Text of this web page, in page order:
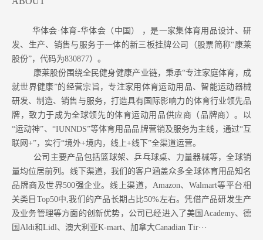
华体会·体育-华体会（中国） ，是一家集体育用品设计、研
发、生产、销售与服务于一体的新三板挂牌公司（股票简称“康莱
股份”，代码为830877）。
康莱股份围绕全民健身健康产业链，秉承“专注家庭体育，成
就世界健康”的经营宗旨，专注家用体育运动用品、智能运动器械
研发、制造、销售与服务，打造具有国际影响力的体育行业领先品
牌，致力于成为全球领先的体育运动用品供应商（品牌商）。以
“运动神”、“IUNNDS”等体育用品品牌营销及服务为主线，通过“互
联网+”，实行“境外+境内，线上+线下”全渠道运营。
公司主要产品包括篮球架、乒乓球桌、力量器械等，全球销
量均位居前列。 线下渠道，我们的客户涵盖众多全球体育用品知名
品牌商及世界500强企业。 线上渠道，Amazon、Walmart等平台相
关类目Top50中,我们的产品长期占比50%左右。凭借产品研发生产
及业务管理等方面的创新优势，公司已经进入了美国Academy、德
国Aldi和Lidl、澳大利亚K-mart、加拿大Canadian Tir···